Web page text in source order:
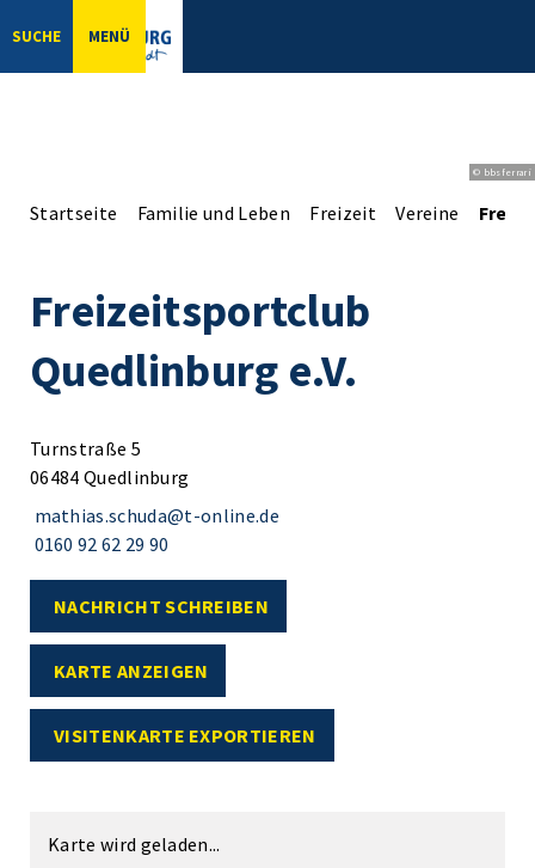
SUCHE MENÜ
© bbsferrari
Startseite Familie und Leben Freizeit Vereine
Freizeitsportclub
Quedlinburg e.V.
Turnstraße 5
06484 Quedlinburg
mathias.schuda@t-online.de
0160 92 62 29 90
NACHRICHT SCHREIBEN
KARTE ANZEIGEN
VISITENKARTE EXPORTIEREN
Karte wird geladen...